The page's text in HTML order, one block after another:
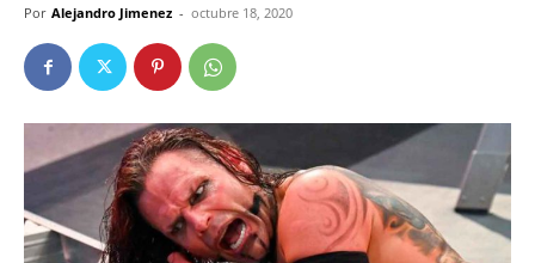
Por Alejandro Jimenez - octubre 18, 2020